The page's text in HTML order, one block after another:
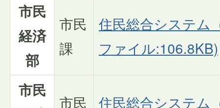
市民
経済
部
市民
課
住民総合システム
ファイル:106.8KB)
市民
市民
住民総合システム